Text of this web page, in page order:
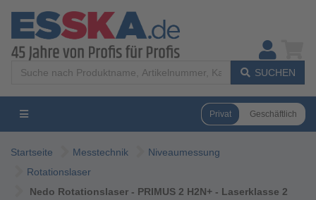
SUCHEN
Privat Geschäftlich
Startseite Messtechnik
Niveaumessung
Rotationslaser
Nedo Rotationslaser - PRIMUS 2 H2N+ - Laserklasse 2